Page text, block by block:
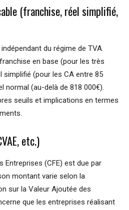
(franchise, réel simplifié,
du régime de TVA.
en base (pour les très
simplifié (pour les CA entre 85
normal (au-delà de 818 000€).
seuils et implications en termes
etc.)
Entreprises (CFE) est due par
montant varie selon la
sur la Valeur Ajoutée des
que les entreprises réalisant